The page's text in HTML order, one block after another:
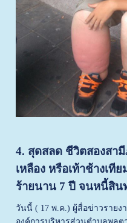
4. สุดสลด ชีวิตสองสา
เหลือง หรือเท้าช้างเที
ร้ายนาน 7 ปี จนหนี้สิน
วันนี้ ( 17 พ.ค.) ผู้สื่อข่าวราย